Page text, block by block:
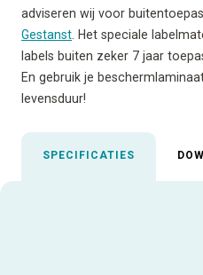
adviseren wij voor
Gestanst . Het speciale
labels buiten zeker 7 jaar
En gebruik je
levensduur!
SPECIFICATIES